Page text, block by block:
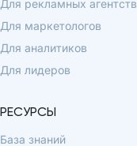
Для рекламных агентств
Для маркетологов
Для аналитиков
Для лидеров
РЕСУРСЫ
База знаний